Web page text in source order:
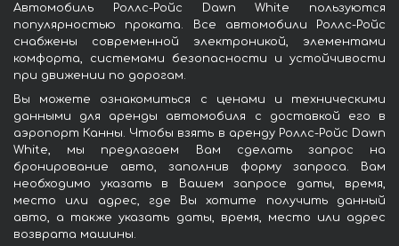
Автомобиль Роллс-Ройс Dawn White пользуются
популярностью проката. Все автомобили Роллс-Ройс
снабжены современной электроникой, элементами
комфорта, системами безопасности и устойчивости
при движении по дорогам.
Вы можете ознакомиться с ценами и техническими
данными для аренды автомобиля с доставкой его в
аэропорт Канны. Чтобы взять в аренду Роллс-Ройс Dawn
White, мы предлагаем Вам сделать запрос на
бронирование авто, заполнив форму запроса. Вам
необходимо указать в Вашем запросе даты, время,
место или адрес, где Вы хотите получить данный
авто, а также указать даты, время, место или адрес
возврата машины.